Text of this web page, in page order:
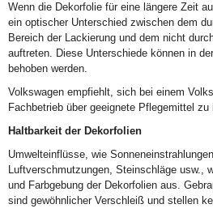
Wenn die Dekorfolie für eine längere Zeit
ein optischer Unterschied zwischen dem
Bereich der Lackierung und dem nicht
auftreten. Diese Unterschiede können in
behoben werden.
Volkswagen empfiehlt, sich bei einem
Fachbetrieb über geeignete Pflegemittel zu
Haltbarkeit der Dekorfolien
Umwelteinflüsse, wie
Luftverschmutzungen, Steinschläge usw.,
und Farbgebung der Dekorfolien aus.
sind gewöhnlicher Verschleiß und stellen